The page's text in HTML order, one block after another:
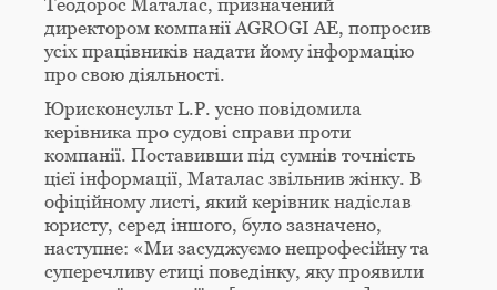
директором компанії AGROGI AE, попросив
усіх працівників надати йому інформацію
про свою діяльності.
Юрисконсульт L.P. усно повідомила
керівника про судові справи проти
компанії. Поставивши під сумнів точність
цієї інформації, Маталас звільнив жінку. В
офіційному листі, який керівник надіслав
юристу, серед іншого, було зазначено,
наступне: «Ми засуджуємо непрофесійну та
суперечливу етиці поведінку, яку проявили